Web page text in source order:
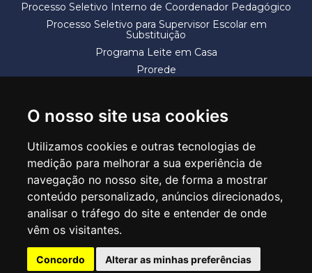
O nosso site usa cookies
Utilizamos cookies e outras tecnologias de
medição para melhorar a sua experiência de
navegação no nosso site, de forma a mostrar
conteúdo personalizado, anúncios direcionados,
analisar o tráfego do site e entender de onde
vêm os visitantes.
Concordo Alterar as minhas preferências
Processo Seletivo Interno de Coordenador Pedagógico
Processo Seletivo para Supervisor Escolar em
Substituição
Programa Leite em Casa
Prorede
SECRETARIA DE EDUCAÇÃO
Rua Claudino Barbosa, 313 - Macedo - Guarulhos/SP CEP 07113-040
Central de Atendimento: *55 11 2475-7300